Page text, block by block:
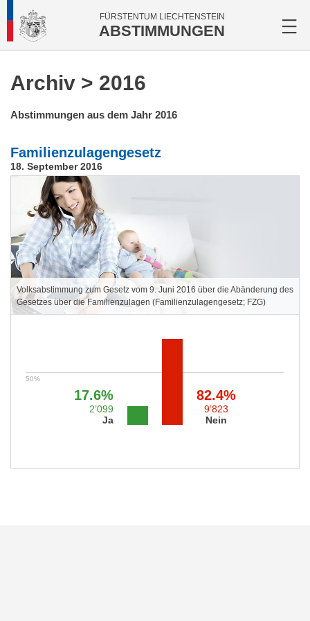
FÜRSTENTUM LIECHTENSTEIN
ABSTIMMUNGEN
Archiv > 2016
Abstimmungen aus dem Jahr 2016
Familienzulagengesetz
18. September 2016
Volksabstimmung zum Gesetz vom 9. Juni 2016 über die Abänderung des
Gesetzes über die Familienzulagen (Familienzulagengesetz; FZG)
17.6%
2’099
Ja
82.4%
9’823
Nein